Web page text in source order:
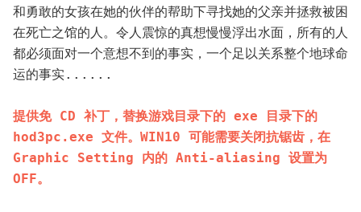
和勇敢的女孩在她的伙伴的帮助下寻找她的父亲并拯救被困
在死亡之馆的人。令人震惊的真想慢慢浮出水面，所有的人
都必须面对一个意想不到的事实，一个足以关系整个地球命
运的事实......
提供免 CD 补丁，替换游戏目录下的 exe 目录下的
hod3pc.exe 文件。WIN10 可能需要关闭抗锯齿，在
Graphic Setting 内的 Anti-aliasing 设置为
OFF。